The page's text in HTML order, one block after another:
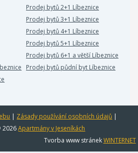
Prodej bytů 2+1 Líbeznice
Prodej bytů 3+1 Líbeznice
Prodej bytů 4+1 Líbeznice
Prodej bytů 5+1 Líbeznice
Prodej bytů 6+1 a větší Líbeznice
Prodej bytů půdní byt Líbeznice
| Zásady používání osobních údajů |
2026Apartmány v Jeseníkách
Tvorba www stránekWINTERNET